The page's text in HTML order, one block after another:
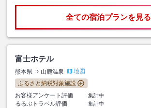
全ての宿泊プランを見る
富士ホテル
熊本県 山鹿温泉
地図
ふるさと納税対象施設
お客様アンケート評価
集計中
るるぶトラベル評価
集計中